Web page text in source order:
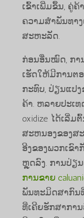
ເຂົ້າເພີ່ມຂຶ້ນ, ຄູ່
ຄວາມສໍາພັນທາ
ສະຫະລັດ.
ກ່ອນ​ອື່ນ​ໝົດ, ກາ
ເຮັດ​ໃຫ້​ມີ​ການ​ຕ
ກະ​ທົບ, ປ່ຽນ​ແປ
ຄ້າ. ຫລາຍປະເທ
oxidize ໄດ້ເລີ່
ສະຫນອງຂອງສ
ອີງຂອງພວກເຂົ
ຫຼຸດລົງ. ການປ່ຽ
ການຂາຍ
ພັນທະ​ມິດ​ສາກົນ​
ທີ່​ເຄີຍ​ຮັກສາ​ກາ